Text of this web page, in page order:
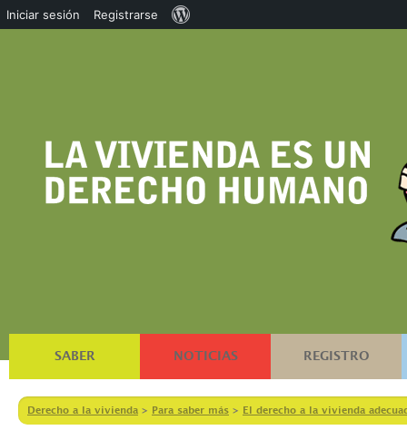
SABER NOTICIAS REGISTRO
Derecho a la vivienda > Para saber más > El derecho a la vivienda
Iniciar sesión Registrarse